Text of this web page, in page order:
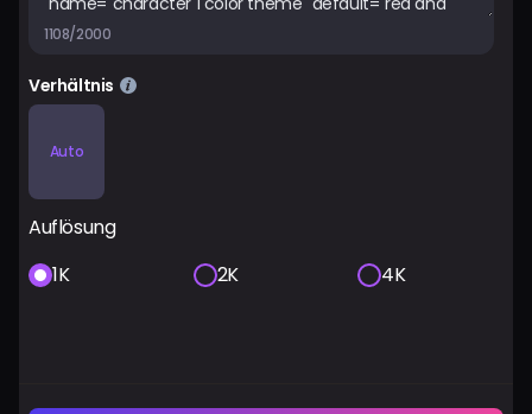
1108/2000
Verhältnis
Auto
Auflösung
1K
2K 4K